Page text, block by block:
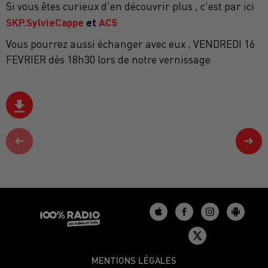
Si vous êtes curieux d'en découvrir plus , c'est par ici
SKP.SylvieCappe et AC5
Vous pourrez aussi échanger avec eux , VENDREDI 16
FEVRIER dès 18h30 lors de notre vernissage
MENTIONS LÉGALES